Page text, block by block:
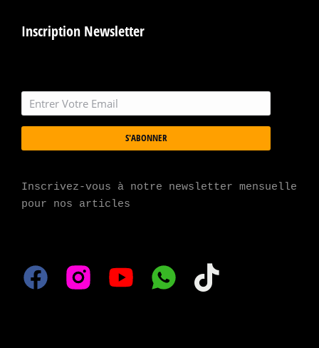
Inscription Newsletter
S'ABONNER
Inscrivez-vous à notre newsletter mensuelle
pour nos articles